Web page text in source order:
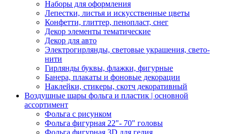
Наборы для оформления
Лепестки, листья и искусственные цветы
Конфетти, глиттер, пенопласт, снег
Декор элементы тематические
Декор для авто
Электрогирлянды, световые украшения, свето-
нити
Гирлянды буквы, флажки, фигурные
Банера, плакаты и фоновые декорации
Наклейки, стикеры, скотч декоративный
Воздушные шары фольга и пластик | основной
ассортимент
Фольга с рисунком
Фольга фигурная 22"- 70" головы
Фольга фигурная 3D для гелия